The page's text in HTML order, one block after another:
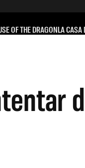
OF THE DRAGONLA CASA